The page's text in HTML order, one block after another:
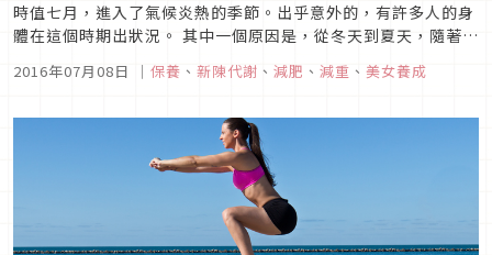
時值七月，進入了氣候炎熱的季節。出乎意外的，有許多人的身
體在這個時期出狀況。 其中一個原因是，從冬天到夏天，隨著氣
在體內的緣故。出現倦怠感、體溫偏高或者口乾等症狀的人，或
2016年07月08日 ｜ 保養 、 新陳代謝 、 減肥 、 減重 、 美女養成